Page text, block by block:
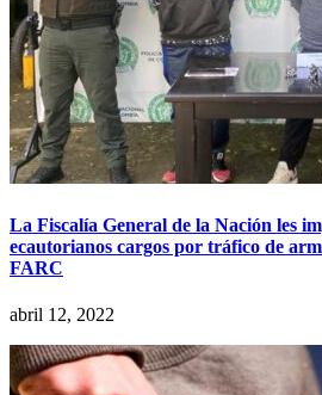
La Fiscalía General de la Nación les
ecautorianos cargos por tráfico de
FARC
abril 12, 2022